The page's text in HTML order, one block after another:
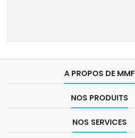
A PROPOS DE MMF
NOS PRODUITS
NOS SERVICES